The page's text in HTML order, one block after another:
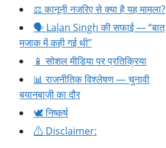
⚖️ कानूनी नजरिए से क्या है यह मामला?
🗣️ Lalan Singh की सफाई — “बात
मजाक में कही गई थी”
📱 सोशल मीडिया पर प्रतिक्रिया
📊 राजनीतिक विश्लेषण — चुनावी
बयानबाज़ी का दौर
🕊️ निष्कर्ष
⚠️ Disclaimer: